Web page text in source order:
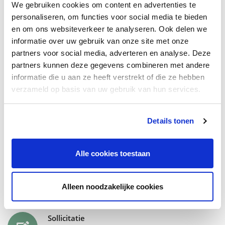
We gebruiken cookies om content en advertenties te
personaliseren, om functies voor social media te bieden
en om ons websiteverkeer te analyseren. Ook delen we
informatie over uw gebruik van onze site met onze
partners voor social media, adverteren en analyse. Deze
partners kunnen deze gegevens combineren met andere
informatie die u aan ze heeft verstrekt of die ze hebben
verzameld op basis van uw gebruik van hun services.
Details tonen
Alle cookies toestaan
Alleen noodzakelijke cookies
detail telt. Technici werken met uiterste precisie aan
ledverlichting, brandveiligheid en energiemanagement, vaak
in nauwe samenwerking met het gebouwbeheer. Werken in
dit nationale erfgoed vraagt om vakmanschap, oog voor
detail en respect voor akoestiek en historie. Ben jij een
techneut die onzichtbare kwaliteit weet te leveren? Dan is dit
een unieke kans om jouw expertise toe te passen op
Wil jij bij de Hollander-familie
horen? Dit is het sollicitatieproces.
Sollicitatie